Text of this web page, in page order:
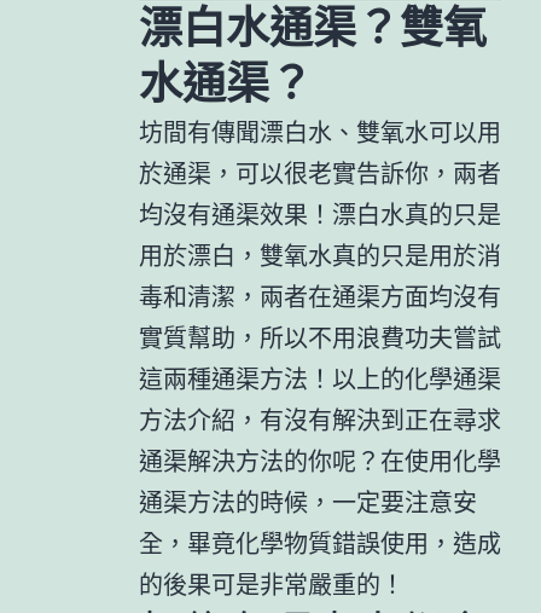
漂白水通渠？雙氧
水通渠？
坊間有傳聞漂白水、雙氧水可以用
於通渠，可以很老實告訴你，兩者
均沒有通渠效果！漂白水真的只是
用於漂白，雙氧水真的只是用於消
毒和清潔，兩者在通渠方面均沒有
實質幫助，所以不用浪費功夫嘗試
這兩種通渠方法！以上的化學通渠
方法介紹，有沒有解決到正在尋求
通渠解決方法的你呢？在使用化學
通渠方法的時候，一定要注意安
全，畢竟化學物質錯誤使用，造成
的後果可是非常嚴重的！